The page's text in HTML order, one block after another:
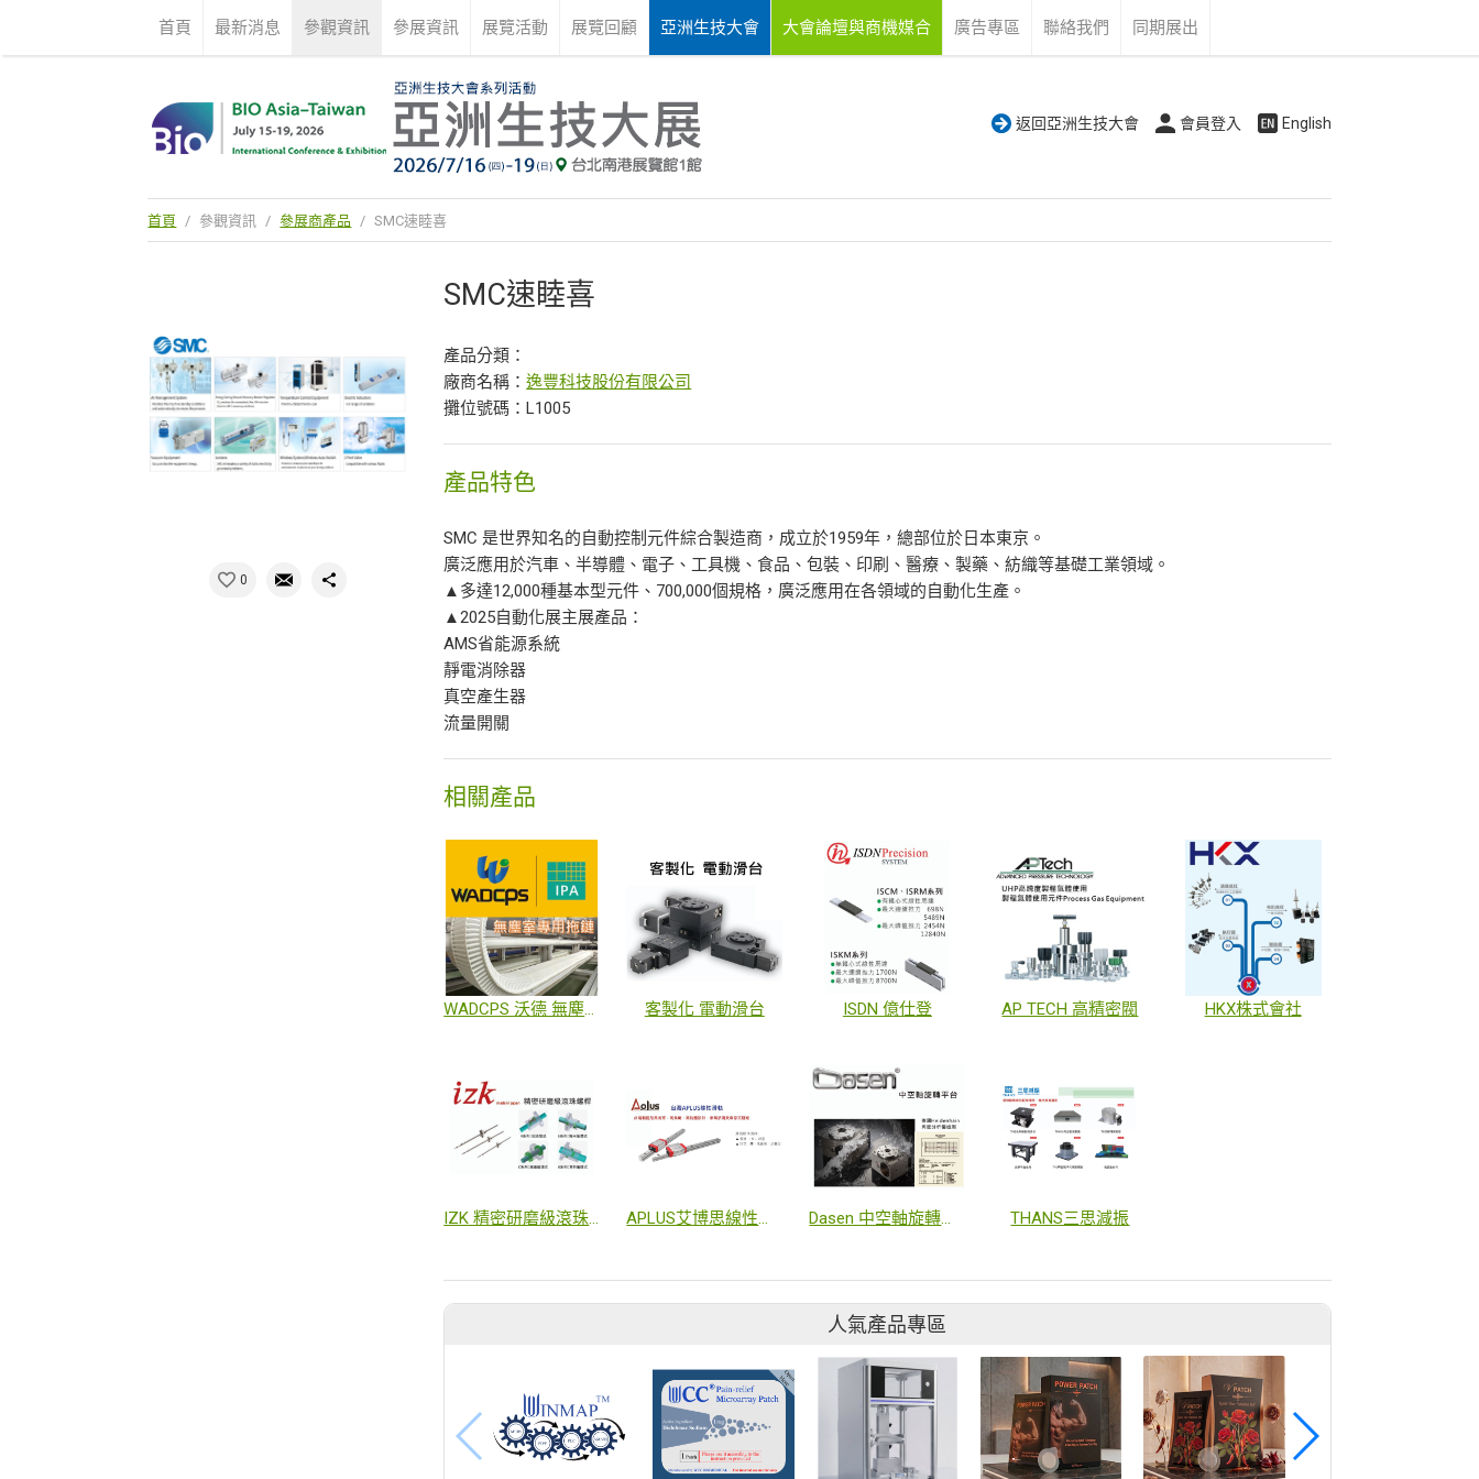
首頁 最新消息 參觀資訊 參展資訊 展覽活動 展覽回顧 亞洲生技大會 大會論壇與商機媒合 廣告專區 聯絡我們 同期展出
返回亞洲生技大會 會員登入 English
首頁 / 參觀資訊 / 參展商產品 / SMC速睦喜
0
SMC速睦喜
產品分類：
廠商名稱：逸豐科技股份有限公司
攤位號碼：L1005
產品特色
SMC 是世界知名的自動控制元件綜合製造商，成立於1959年，總部位於日本東京。
廣泛應用於汽車、半導體、電子、工具機、食品、包裝、印刷、醫療、製藥、紡織等基礎工業領域。
▲多達12,000種基本型元件、700,000個規格，廣泛應用在各領域的自動化生產。
▲2025自動化展主展產品：
AMS省能源系統
靜電消除器
真空產生器
流量開關
相關產品
WADCPS 沃德 無塵室專用拖鏈 客製化 電動滑台 ISDN 億仕登 AP TECH 高精密閥 HKX株式會社
IZK 精密研磨級滾珠螺桿 APLUS艾博思線性滑軌 Dasen 中空軸旋轉平台 THANS三思減振
人氣產品專區